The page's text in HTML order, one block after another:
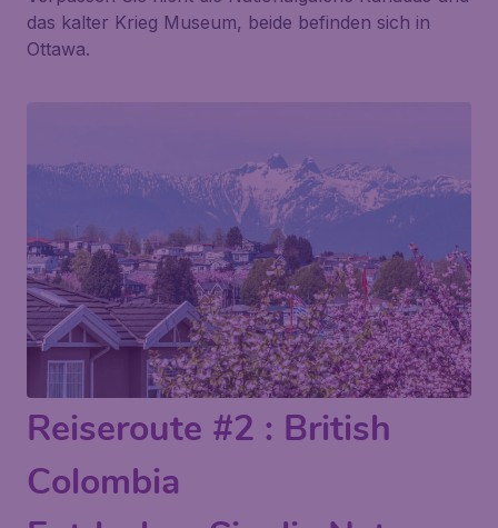
das kalter Krieg Museum, beide befinden sich in
Ottawa.
Reiseroute #2 : British
Colombia